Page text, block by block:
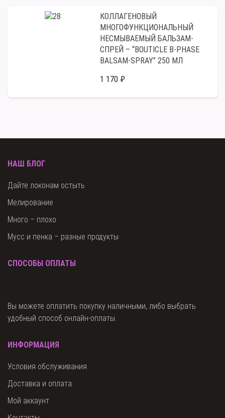
КОЛЛАГЕНОВЫЙ
МНОГОФУНКЦИОНАЛЬНЫЙ
НЕСМЫВАЕМЫЙ БАЛЬЗАМ-
СПРЕЙ – “BOUTICLE B-PHASE
BALSAM-SPRAY” 250 МЛ
1 170 ₽
НАШ БЛОГ
Дайте локонам остыть
Мелирование
Много – плохо
Мусс и пенка – разные продукты
СПОСОБЫ ОПЛАТЫ
Вы можете оплатить покупку наличными, либо выбрать
удобный способ онлайн-оплаты.
ИНФОРМАЦИЯ
Условия обслуживания
Доставка и оплата
Мой аккаунт